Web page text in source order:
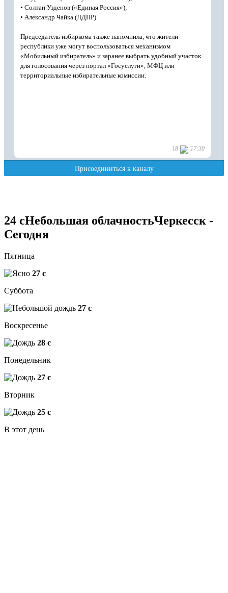
24 cНебольшая облачностьЧеркесск -
Сегодня
Пятница
27 c
Суббота
27 c
Воскресенье
28 c
Понедельник
27 c
Вторник
25 c
В этот день